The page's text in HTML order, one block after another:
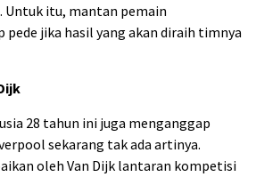
Untuk itu, mantan pemain
jika hasil yang akan diraih timnya
28 tahun ini juga menganggap
sekarang tak ada artinya.
oleh Van Dijk lantaran kompetisi